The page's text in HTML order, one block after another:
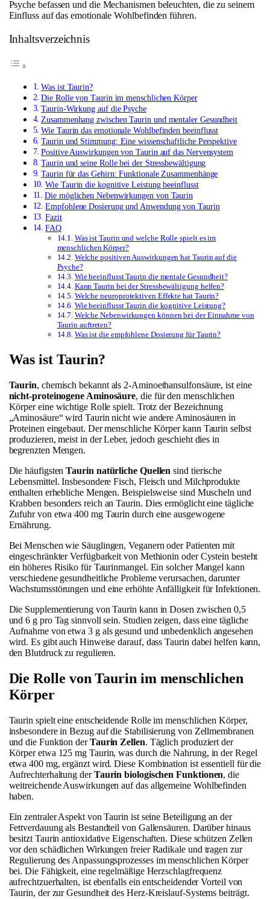
Psyche befassen und die Mechanismen beleuchten, die zu seinem
Einfluss auf das emotionale Wohlbefinden führen.
Inhaltsverzeichnis
Was ist Taurin?
Die Rolle von Taurin im menschlichen Körper
Taurin-Wirkung auf die Psyche
Zusammenhang zwischen Taurin und mentaler Gesundheit
Wie Taurin das emotionale Wohlbefinden beeinflusst
Taurin und Stimmung: Eine wissenschaftliche Perspektive
Positive Auswirkungen von Taurin auf das Nervensystem
Taurin und seine Rolle bei der Stressbewältigung
Taurin für das Gehirn: Funktionale Zusammenhänge
Wie Taurin die kognitive Leistung beeinflusst
Die möglichen Nebenwirkungen von Taurin
Empfohlene Dosierung und Anwendung von Taurin
Fazit
FAQ
Was ist Taurin und welche Rolle spielt es im
menschlichen Körper?
Welche positiven Auswirkungen hat Taurin auf die
Psyche?
Wie beeinflusst Taurin die mentale Gesundheit?
Kann Taurin bei der Stressbewältigung helfen?
Welche neuroprotektiven Effekte hat Taurin?
Wie beeinflusst Taurin die kognitive Leistung?
Welche Nebenwirkungen können bei der Einnahme von
Taurin auftreten?
Was ist die empfohlene Dosierung für Taurin?
Was ist Taurin?
Taurin, chemisch bekannt als 2-Aminoethansulfonsäure, ist eine
nicht-proteinogene Aminosäure, die für den menschlichen
Körper eine wichtige Rolle spielt. Trotz der Bezeichnung
„Aminosäure“ wird Taurin nicht wie andere Aminosäuren in
Proteinen eingebaut. Der menschliche Körper kann Taurin selbst
produzieren, meist in der Leber, jedoch geschieht dies in
begrenzten Mengen.
Die häufigstenTaurin natürliche Quellen sind tierische
Lebensmittel. Insbesondere Fisch, Fleisch und Milchprodukte
enthalten erhebliche Mengen. Beispielsweise sind Muscheln und
Krabben besonders reich an Taurin. Dies ermöglicht eine tägliche
Zufuhr von etwa 400 mg Taurin durch eine ausgewogene
Ernährung.
Bei Menschen wie Säuglingen, Veganern oder Patienten mit
eingeschränkter Verfügbarkeit von Methionin oder Cystein besteht
ein höheres Risiko für Taurinmangel. Ein solcher Mangel kann
verschiedene gesundheitliche Probleme verursachen, darunter
Wachstumsstörungen und eine erhöhte Anfälligkeit für Infektionen.
Die Supplementierung von Taurin kann in Dosen zwischen 0,5
und 6 g pro Tag sinnvoll sein. Studien zeigen, dass eine tägliche
Aufnahme von etwa 3 g als gesund und unbedenklich angesehen
wird. Es gibt auch Hinweise darauf, dass Taurin dabei helfen kann,
den Blutdruck zu regulieren.
Die Rolle von Taurin im menschlichen
Körper
Taurin spielt eine entscheidende Rolle im menschlichen Körper,
insbesondere in Bezug auf die Stabilisierung von Zellmembranen
und die Funktion derTaurin Zellen. Täglich produziert der
Körper etwa 125 mg Taurin, was durch die Nahrung, in der Regel
etwa 400 mg, ergänzt wird. Diese Kombination ist essentiell für die
Aufrechterhaltung derTaurin biologischen Funktionen, die
weitreichende Auswirkungen auf das allgemeine Wohlbefinden
haben.
Ein zentraler Aspekt von Taurin ist seine Beteiligung an der
Fettverdauung als Bestandteil von Gallensäuren. Darüber hinaus
besitzt Taurin antioxidative Eigenschaften. Diese schützen Zellen
vor den schädlichen Wirkungen freier Radikale und tragen zur
Regulierung des Anpassungsprozesses im menschlichen Körper
bei. Die Fähigkeit, eine regelmäßige Herzschlagfrequenz
aufrechtzuerhalten, ist ebenfalls ein entscheidender Vorteil von
Taurin, der zur Gesundheit des Herz-Kreislauf-Systems beiträgt.